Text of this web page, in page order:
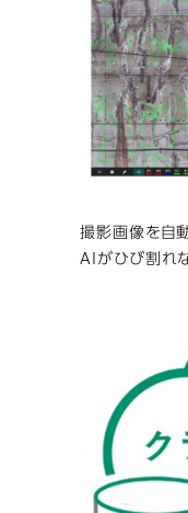
撮影画像を自
AIがひび割れ